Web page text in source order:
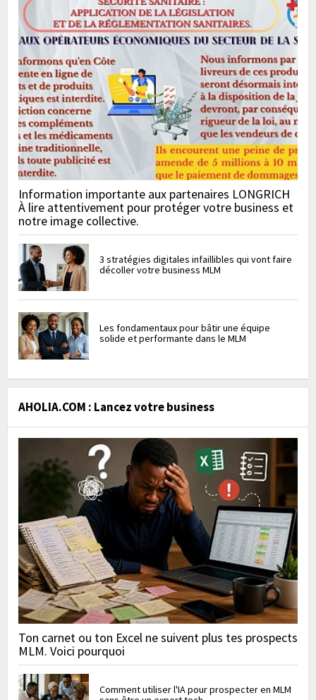
Information importante aux partenaires LONGRICH
À lire attentivement pour protéger votre business et
notre image collective.
3 stratégies digitales infaillibles qui vont faire
décoller votre business MLM
Les fondamentaux pour bâtir une équipe
solide et performante dans le MLM
AHOLIA.COM : Lancez votre business
Ton carnet ou ton Excel ne suivent plus tes prospects
MLM. Voici pourquoi
Comment utiliser l'IA pour prospecter en MLM